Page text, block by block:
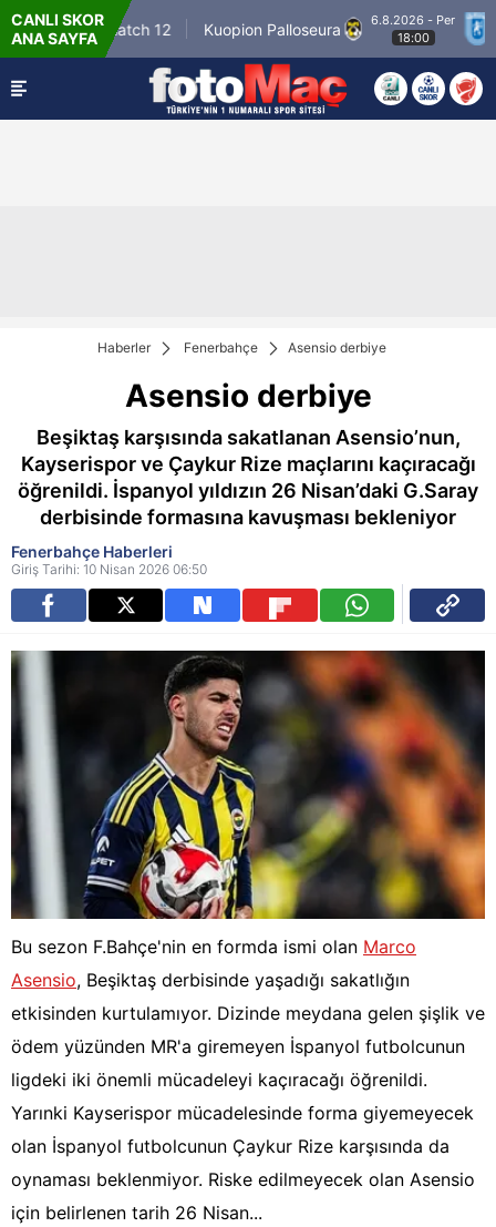
CANLI SKOR
ANA SAYFA
Winner Match 12 Kuopion Palloseura
6.8.2026 - Per
18:00
Haberler Fenerbahçe Asensio derbiye
Asensio derbiye
Beşiktaş karşısında sakatlanan Asensio’nun,
Kayserispor ve Çaykur Rize maçlarını kaçıracağı
öğrenildi. İspanyol yıldızın 26 Nisan’daki G.Saray
derbisinde formasına kavuşması bekleniyor
Fenerbahçe Haberleri
Giriş Tarihi: 10 Nisan 2026 06:50
Bu sezon F.Bahçe'nin en formda ismi olan Marco
Asensio, Beşiktaş derbisinde yaşadığı sakatlığın
etkisinden kurtulamıyor. Dizinde meydana gelen şişlik ve
ödem yüzünden MR'a giremeyen İspanyol futbolcunun
ligdeki iki önemli mücadeleyi kaçıracağı öğrenildi.
Yarınki Kayserispor mücadelesinde forma giyemeyecek
olan İspanyol futbolcunun Çaykur Rize karşısında da
oynaması beklenmiyor. Riske edilmeyecek olan Asensio
için belirlenen tarih 26 Nisan...